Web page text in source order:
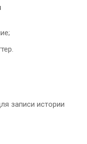
записи истории